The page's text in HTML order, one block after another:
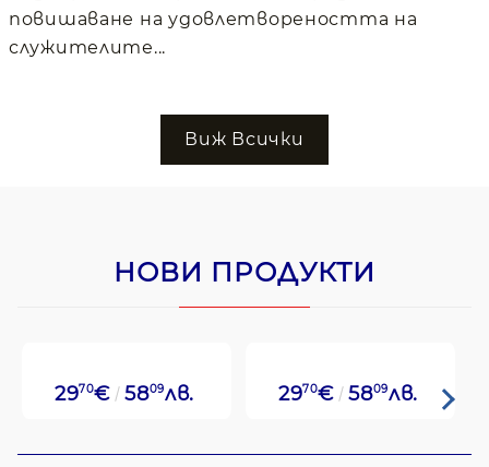
повишаване на удовлетвореността на
служителите...
Виж Всички
НОВИ ПРОДУКТИ
2970€ 5809лв. 2970€ 5809лв.